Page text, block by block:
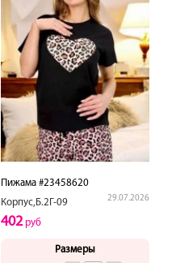
Пижама #23458620
Корпус,Б.2Г-09
29.07.2026
402руб
Размеры